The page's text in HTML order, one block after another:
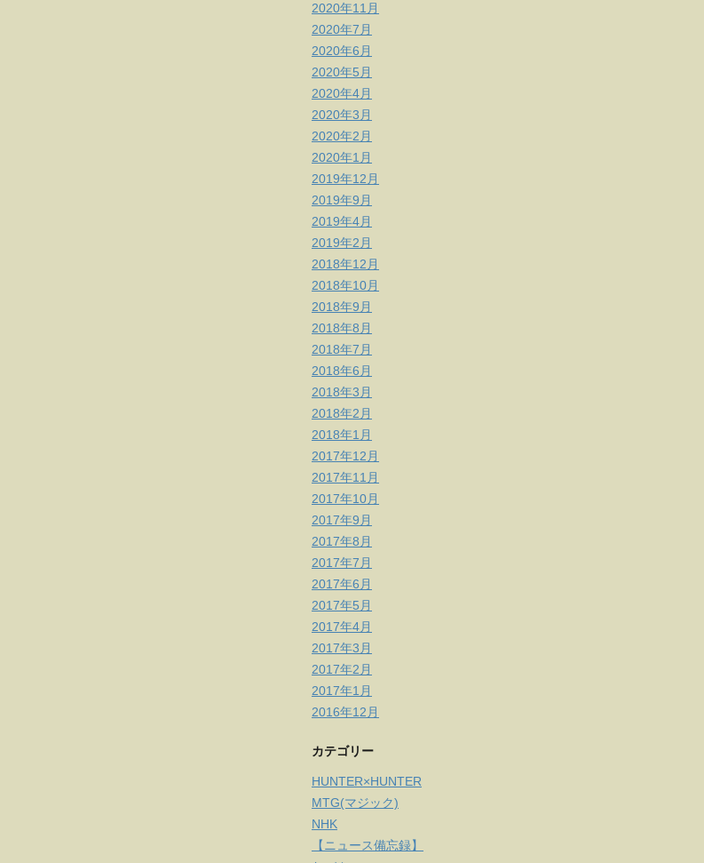
2020年11月
2020年7月
2020年6月
2020年5月
2020年4月
2020年3月
2020年2月
2020年1月
2019年12月
2019年9月
2019年4月
2019年2月
2018年12月
2018年10月
2018年9月
2018年8月
2018年7月
2018年6月
2018年3月
2018年2月
2018年1月
2017年12月
2017年11月
2017年10月
2017年9月
2017年8月
2017年7月
2017年6月
2017年5月
2017年4月
2017年3月
2017年2月
2017年1月
2016年12月
カテゴリー
HUNTER×HUNTER
MTG(マジック)
NHK
【ニュース備忘録】